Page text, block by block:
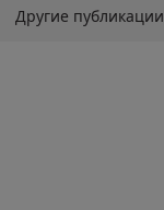
Другие публикации